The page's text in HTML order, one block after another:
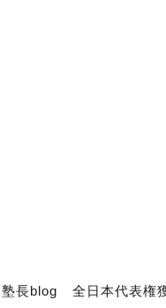
塾長blog
全日本代表権